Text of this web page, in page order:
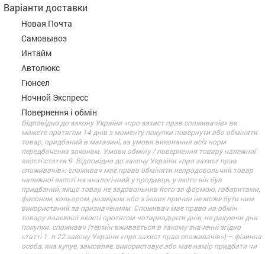
Варіанти доставки
Новая Почта
Самовывоз
Интайм
Автолюкс
Гюнсел
Ночной Экспресс
Повернення і обмін
Відповідно до закону України «про захист прав споживачів» ви
можете протягом 14 днів з моменту покупки повернути або обміняти
товар, придбаний в магазині, за умови виконання всіх норм
передбачених законом. Умови обміну / повернення товару належної
якості стаття 9. Відповідно до закону України «про захист прав
споживачів»: споживач має право обміняти непродовольчий товар
належної якості на аналогічний у продавця, у якого він був
придбаний, якщо товар не задовольнив його за формою, габаритами,
фасоном, кольором, розміром або з інших причин не може бути ним
використаний за призначенням. Споживач має право на обмін
товару належної якості протягом чотирнадцяти днів, не рахуючи дня
покупки. споживач (термін вживається в такому значенні згідно
статті 1. п.22 закону України «про захист прав споживачів») – фізична
особа, яка купує, замовляє, використовує або має намір придбати чи